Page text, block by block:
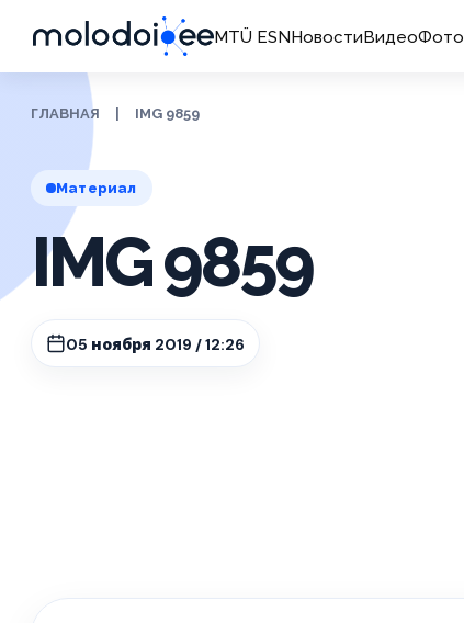
MTÜ ESNНовостиВидеоФото
ГЛАВНАЯ IMG 9859
Материал
IMG 9859
05 ноября 2019 / 12:26